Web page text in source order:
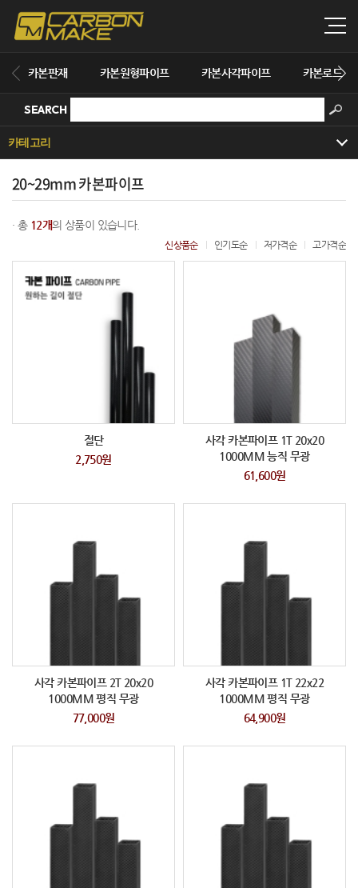
카본판재 카본원형파이프 카본사각파이프 카본로드
SEARCH
카테고리
20~29mm 카본파이프
· 총 12개의 상품이 있습니다.
신상품순 인기도순 저가격순 고가격순
절단
2,750원
사각 카본파이프 1T 20x20
1000MM 능직 무광
61,600원
사각 카본파이프 2T 20x20
1000MM 평직 무광
77,000원
사각 카본파이프 1T 22x22
1000MM 평직 무광
64,900원